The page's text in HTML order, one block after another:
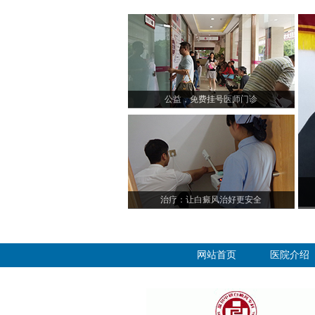
公益，免费挂号医师门诊
治疗：让白癜风治好更安全
网站首页 医院介绍